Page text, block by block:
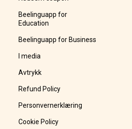
Beelinguapp for
Education
Beelinguapp for Business
I media
Avtrykk
Refund Policy
Personvernerklæring
Cookie Policy